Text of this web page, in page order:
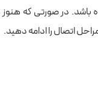
اتصال را ادامه دهید.